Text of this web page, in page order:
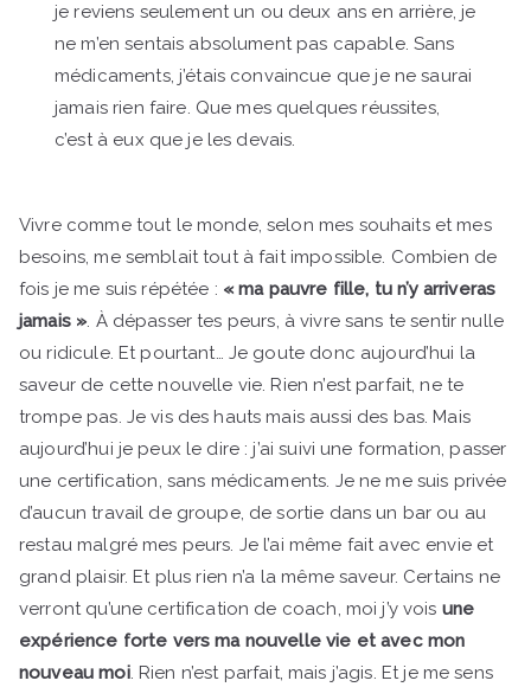
je reviens seulement un ou deux ans en arrière, je
ne m’en sentais absolument pas capable. Sans
médicaments, j’étais convaincue que je ne saurai
jamais rien faire. Que mes quelques réussites,
c’est à eux que je les devais.
Vivre comme tout le monde, selon mes souhaits et mes
besoins, me semblait tout à fait impossible. Combien de
fois je me suis répétée : « ma pauvre fille, tu n’y arriveras
jamais ». À dépasser tes peurs, à vivre sans te sentir nulle
ou ridicule. Et pourtant… Je goute donc aujourd’hui la
saveur de cette nouvelle vie. Rien n’est parfait, ne te
trompe pas. Je vis des hauts mais aussi des bas. Mais
aujourd’hui je peux le dire : j’ai suivi une formation, passer
une certification, sans médicaments. Je ne me suis privée
d’aucun travail de groupe, de sortie dans un bar ou au
restau malgré mes peurs. Je l’ai même fait avec envie et
grand plaisir. Et plus rien n’a la même saveur. Certains ne
verront qu’une certification de coach, moi j’y vois une
expérience forte vers ma nouvelle vie et avec mon
nouveau moi. Rien n’est parfait, mais j’agis. Et je me sens